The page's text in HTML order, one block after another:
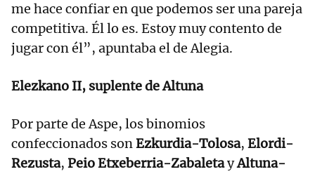
me hace confiar en que podemos ser una pareja
competitiva. Él lo es. Estoy muy contento de
jugar con él”, apuntaba el de Alegia.
Elezkano II, suplente de Altuna
Por parte de Aspe, los binomios
confeccionados sonEzkurdia-Tolosa, Elordi-
Rezusta, Peio Etxeberria-ZabaletayAltuna-